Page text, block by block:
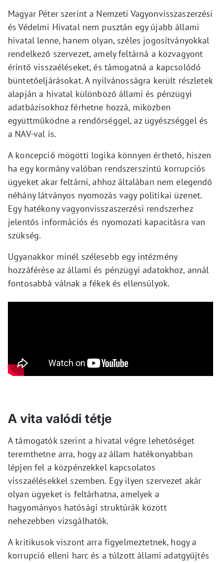
Magyar Péter szerint a Nemzeti Vagyonvisszaszerzési
és Védelmi Hivatal nem pusztán egy újabb állami
hivatal lenne, hanem olyan, széles jogosítványokkal
rendelkező szervezet, amely feltárná a közvagyont
érintő visszaéléseket, és támogatná a kapcsolódó
büntetőeljárásokat. A nyilvánosságra került részletek
alapján a hivatal különböző állami és pénzügyi
adatbázisokhoz férhetne hozzá, miközben
együttműködne a rendőrséggel, az ügyészséggel és
a NAV-val is.
A koncepció mögötti logika könnyen érthető, hiszen
ha egy kormány valóban rendszerszintű korrupciós
ügyeket akar feltárni, ahhoz általában nem elegendő
néhány látványos nyomozás vagy politikai üzenet.
Egy hatékony vagyonvisszaszerzési rendszerhez
jelentős információs és nyomozati kapacitásra van
szükség.
Ugyanakkor minél szélesebb egy intézmény
hozzáférése az állami és pénzügyi adatokhoz, annál
fontosabbá válnak a fékek és ellensúlyok.
A vita valódi tétje
A támogatók szerint a hivatal végre lehetőséget
teremthetne arra, hogy az állam hatékonyabban
lépjen fel a közpénzekkel kapcsolatos
visszaélésekkel szemben. Egy ilyen szervezet akár
olyan ügyeket is feltárhatna, amelyek a
hagyományos hatósági struktúrák között
nehezebben vizsgálhatók.
A kritikusok viszont arra figyelmeztetnek, hogy a
korrupció elleni harc és a túlzott állami adatgyűjtés